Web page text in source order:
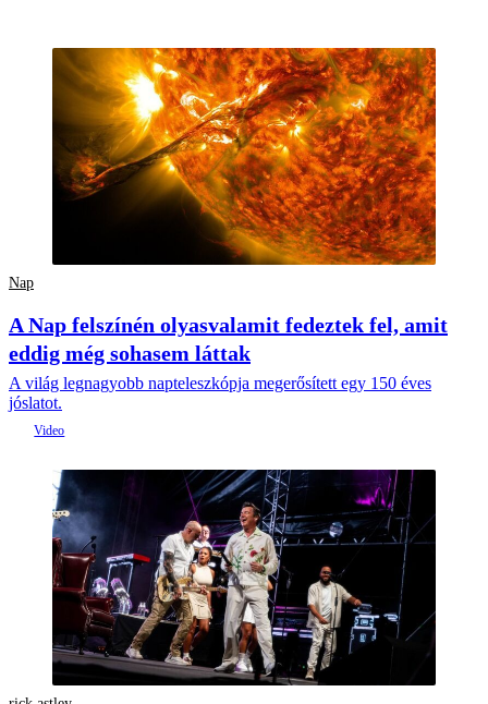
Nap
A Nap felszínén olyasvalamit fedeztek fel, amit
eddig még sohasem láttak
A világ legnagyobb napteleszkópja megerősített egy 150 éves
jóslatot.